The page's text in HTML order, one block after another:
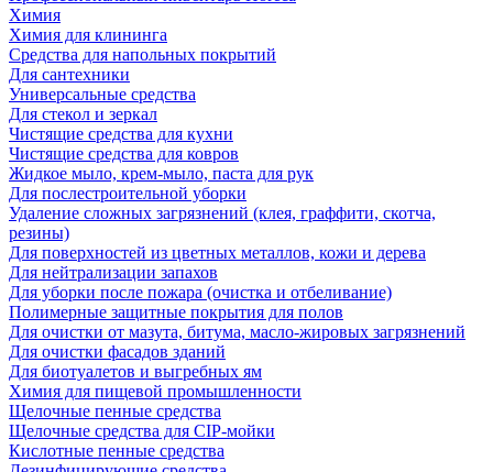
Химия
Химия для клининга
Средства для напольных покрытий
Для сантехники
Универсальные средства
Для стекол и зеркал
Чистящие средства для кухни
Чистящие средства для ковров
Жидкое мыло, крем-мыло, паста для рук
Для послестроительной уборки
Удаление сложных загрязнений (клея, граффити, скотча,
резины)
Для поверхностей из цветных металлов, кожи и дерева
Для нейтрализации запахов
Для уборки после пожара (очистка и отбеливание)
Полимерные защитные покрытия для полов
Для очистки от мазута, битума, масло-жировых загрязнений
Для очистки фасадов зданий
Для биотуалетов и выгребных ям
Химия для пищевой промышленности
Щелочные пенные средства
Щелочные средства для CIP-мойки
Кислотные пенные средства